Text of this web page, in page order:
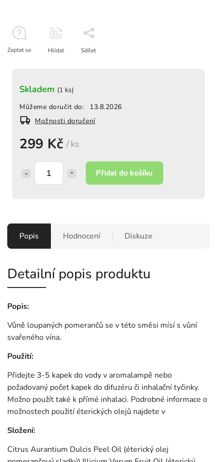
299 Kč / ks
Přidat do košíku
Skladem (1 ks)
Můžeme doručit do:
13.8.2026
Možnosti doručení
Zeptat se Hlídat Sdílet
Popis Hodnocení Diskuze
Detailní popis produktu
Popis:
Vůně loupaných pomerančů se v této směsi mísí s vůní
svařeného vína.
Použití:
Přidejte 3-5 kapek do vody v aromalampě nebo
požadovaný počet kapek do difuzéru či inhalační tyčinky.
Možno použít také k přímé inhalaci. Podrobné informace o
možnostech použití éterických olejů najdete v
Složení:
Citrus Aurantium Dulcis Peel Oil (éterický olej